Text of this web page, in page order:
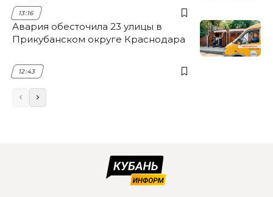
13:16
Авария обесточила 23 улицы в
Прикубанском округе Краснодара
12:43